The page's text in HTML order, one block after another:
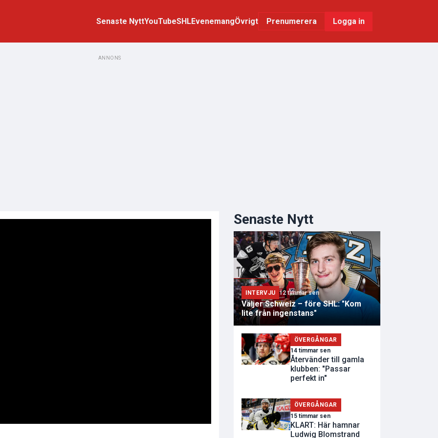
Senaste NyttYouTubeSHLEvenemangÖvrigt Prenumerera Logga in
ANNONS
Senaste Nytt
INTERVJU 12 timmar sen
Väljer Schweiz – före SHL: "Kom
lite från ingenstans"
ÖVERGÅNGAR
14 timmar sen
Återvänder till gamla
klubben: "Passar
perfekt in"
ÖVERGÅNGAR
15 timmar sen
KLART: Här hamnar
Ludwig Blomstrand